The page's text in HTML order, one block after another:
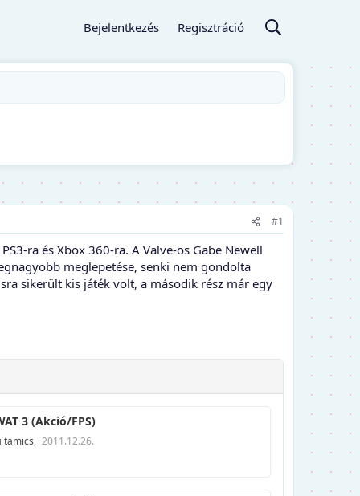
Bejelentkezés Regisztráció
#1
ra és Xbox 360-ra. A Valve-os Gabe Newell
meglepetése, senki nem gondolta
sikerült kis játék volt, a második rész már egy
3 (Akció/FPS)
tamics, 2011.12.26.